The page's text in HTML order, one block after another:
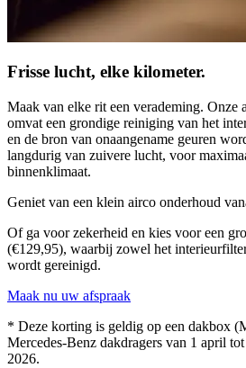
Frisse lucht, elke kilometer.
Maak van elke rit een verademing. Onze
omvat een grondige reiniging van het
en de bron van onaangename geuren
langdurig van zuivere lucht, voor
binnenklimaat.
Geniet van een klein airco onderhoud
Of ga voor zekerheid en kies voor een
(€129,95), waarbij zowel het
wordt gereinigd.
Maak nu uw afspraak
* Deze korting is geldig op een dakbox
Mercedes-Benz dakdragers van 1 april
2026.